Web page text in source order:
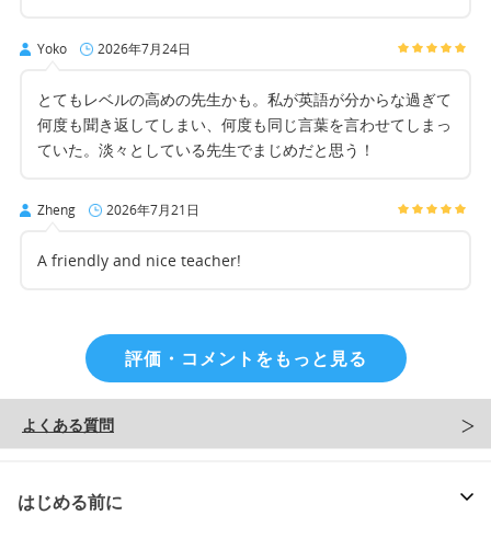
Yoko 2026年7月24日
とてもレベルの高めの先生かも。私が英語が分からな過ぎて
何度も聞き返してしまい、何度も同じ言葉を言わせてしまっ
ていた。淡々としている先生でまじめだと思う！
Zheng 2026年7月21日
A friendly and nice teacher!
評価・コメントをもっと見る
よくある質問
はじめる前に